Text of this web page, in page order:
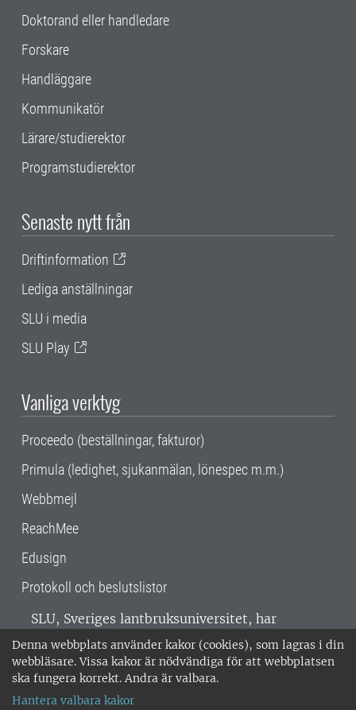
Denna webbplats använder kakor (cookies), som lagras i din
webbläsare. Vissa kakor är nödvändiga för att webbplatsen
ska fungera korrekt. Andra är valbara.
Hantera valbara kakor
Doktorand eller handledare
Forskare
Handläggare
Kommunikatör
Lärare/studierektor
Programstudierektor
Senaste nytt från
Driftinformation
Lediga anställningar
SLU i media
SLU Play
Vanliga verktyg
Proceedo (beställningar, fakturor)
Primula (ledighet, sjukanmälan, lönespec m.m.)
Webbmejl
ReachMee
Edusign
Protokoll och beslutslistor
SLU, Sveriges lantbruksuniversitet, har
verksamhet över hela Sverige. Huvudorter är
Alnarp, Uppsala och Umeå.SLU är
miljöcertifierat enligt ISO 14001. •
018-67 10 00 • Org nr: 202100-2817 •